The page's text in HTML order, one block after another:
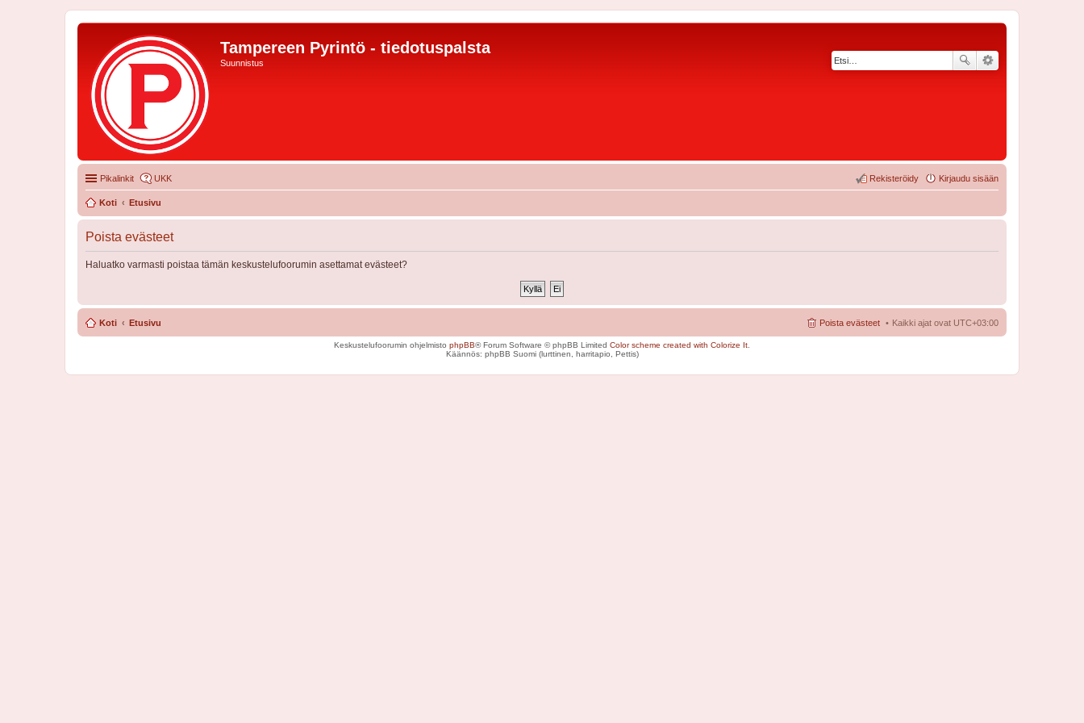
Tampereen Pyrintö - tiedotuspalsta
Suunnistus
Pikalinkit UKK Kirjaudu sisään
Rekisteröidy
Koti Etusivu
Poista evästeet
Haluatko varmasti poistaa tämän keskustelufoorumin asettamat evästeet?
Koti Etusivu Kaikki ajat ovat UTC+03:00
Poista evästeet
Keskustelufoorumin ohjelmisto phpBB® Forum Software © phpBB Limited Color scheme created with Colorize It
Käännös: phpBB Suomi (lurttinen, harritapio, Pettis)